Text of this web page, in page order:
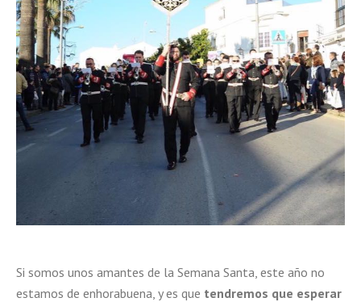
Si somos unos amantes de la Semana Santa, este año no
estamos de enhorabuena, y es que tendremos que esperar